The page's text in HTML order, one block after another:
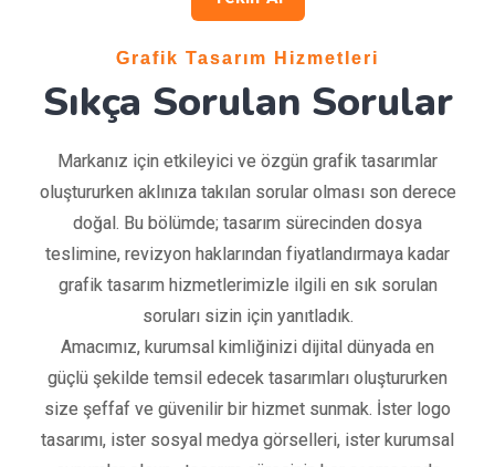
Grafik Tasarım Hizmetleri
Sıkça Sorulan Sorular
Markanız için etkileyici ve özgün grafik tasarımlar
oluştururken aklınıza takılan sorular olması son derece
doğal. Bu bölümde; tasarım sürecinden dosya
teslimine, revizyon haklarından fiyatlandırmaya kadar
grafik tasarım hizmetlerimizle ilgili en sık sorulan
soruları sizin için yanıtladık.
Amacımız, kurumsal kimliğinizi dijital dünyada en
güçlü şekilde temsil edecek tasarımları oluştururken
size şeffaf ve güvenilir bir hizmet sunmak. İster logo
tasarımı, ister sosyal medya görselleri, ister kurumsal